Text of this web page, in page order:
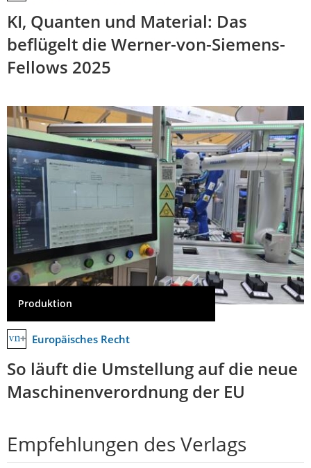
KI, Quanten und Material: Das
beflügelt die Werner-von-Siemens-
Fellows 2025
Produktion
Europäisches Recht
So läuft die Umstellung auf die neue
Maschinenverordnung der EU
Empfehlungen des Verlags